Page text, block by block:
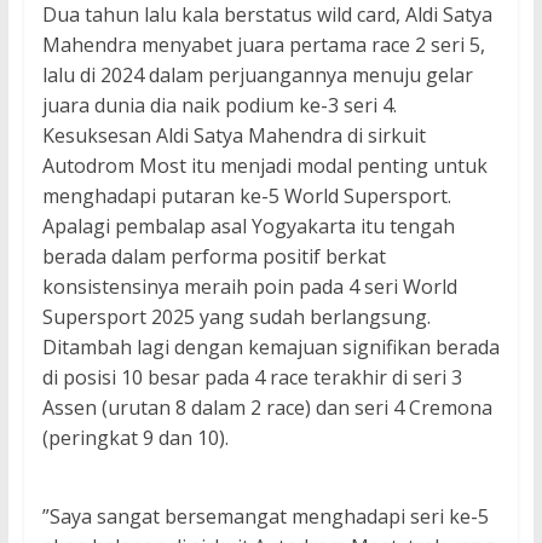
Dua tahun lalu kala berstatus wild card, Aldi Satya
Mahendra menyabet juara pertama race 2 seri 5,
lalu di 2024 dalam perjuangannya menuju gelar
juara dunia dia naik podium ke-3 seri 4.
Kesuksesan Aldi Satya Mahendra di sirkuit
Autodrom Most itu menjadi modal penting untuk
menghadapi putaran ke-5 World Supersport.
Apalagi pembalap asal Yogyakarta itu tengah
berada dalam performa positif berkat
konsistensinya meraih poin pada 4 seri World
Supersport 2025 yang sudah berlangsung.
Ditambah lagi dengan kemajuan signifikan berada
di posisi 10 besar pada 4 race terakhir di seri 3
Assen (urutan 8 dalam 2 race) dan seri 4 Cremona
(peringkat 9 dan 10).
”Saya sangat bersemangat menghadapi seri ke-5